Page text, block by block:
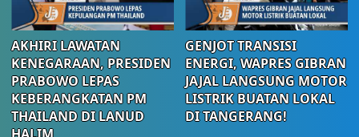
AKHIRI LAWATAN
KENEGARAAN, PRESIDEN
PRABOWO LEPAS
KEBERANGKATAN PM
THAILAND DI LANUD
GENJOT TRANSISI
ENERGI, WAPRES GIBRAN
JAJAL LANGSUNG MOTOR
LISTRIK BUATAN LOKAL
DI TANGERANG!